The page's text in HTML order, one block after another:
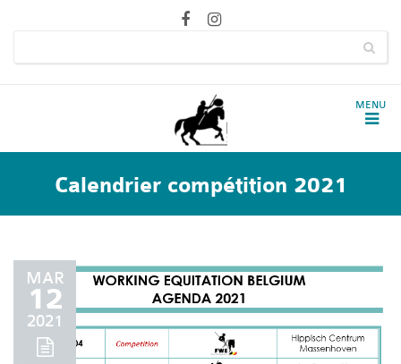
Calendrier compétition 2021
MAR
12
2021